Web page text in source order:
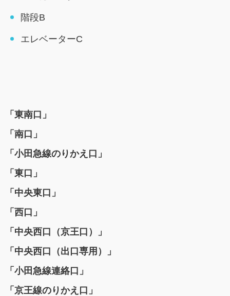
階段B
エレベーターC
「東南口」
「南口」
「小田急線のりかえ口」
「東口」
「中央東口」
「西口」
「中央西口（京王口）」
「中央西口（出口専用）」
「小田急線連絡口」
「京王線のりかえ口」